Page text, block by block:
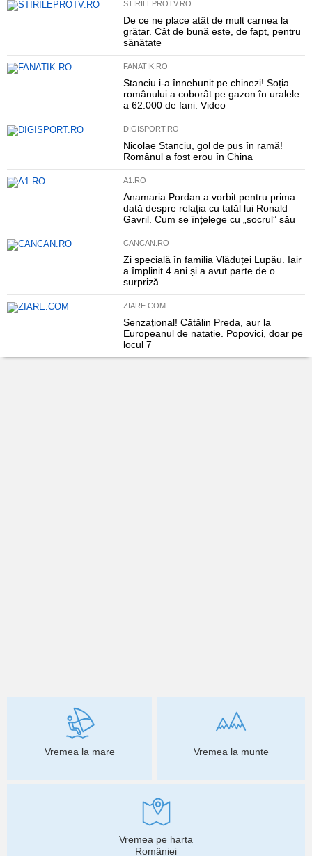
STIRILEPROTV.RO
De ce ne place atât de mult carnea la
grătar. Cât de bună este, de fapt, pentru
sănătate
FANATIK.RO
Stanciu i-a înnebunit pe chinezi! Soția
românului a coborât pe gazon în uralele
a 62.000 de fani. Video
DIGISPORT.RO
Nicolae Stanciu, gol de pus în ramă!
Românul a fost erou în China
A1.RO
Anamaria Pordan a vorbit pentru prima
dată despre relația cu tatăl lui Ronald
Gavril. Cum se înțelege cu „socrul” său
CANCAN.RO
Zi specială în familia Vlăduței Lupău. Iair
a împlinit 4 ani și a avut parte de o
surpriză
ZIARE.COM
Senzațional! Cătălin Preda, aur la
Europeanul de natație. Popovici, doar pe
locul 7
Vremea la mare Vremea la munte
Vremea pe harta
României